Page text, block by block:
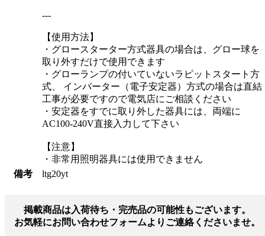
---
【使用方法】
・グロースターター方式器具の場合は、グロー球を
取り外すだけで使用できます
・グローランプの付いていないラピットスタート方
式、 インバーター（電子安定器）方式の場合は直結
工事が必要ですので電気店にご相談ください
・安定器をすでに取り外した器具には、両端に
AC100-240V直接入力して下さい
【注意】
・非常用照明器具には使用できません
備考
ltg20yt
掲載商品は入荷待ち・完売品の可能性もございます。
お気軽にお問い合わせフォームよりご連絡くださいませ。